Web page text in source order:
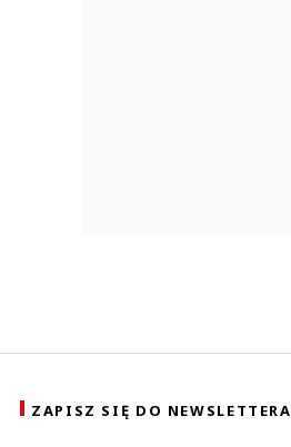
ZAPISZ SIĘ DO NEWSLETTERA